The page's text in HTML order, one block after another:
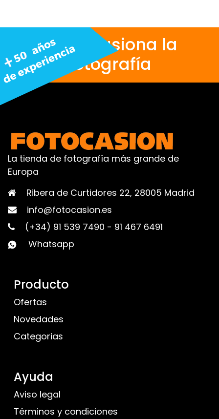
Nos apasiona la
fotografía
La tienda de fotografía más grande de
Europa
Ribera de Curtidores 22, 28005 Madrid
info@fotocasion.es
(+34) 91 539 7490 - 91 467 6491
Whatsapp
Producto
Ofertas
Novedades
Categorias
Ayuda
Aviso legal
Términos y condiciones